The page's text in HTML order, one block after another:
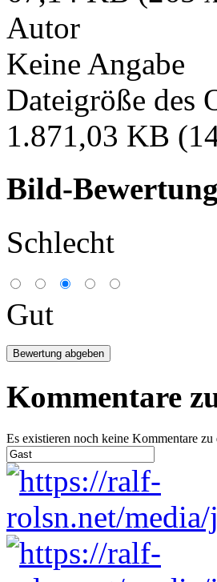
Autor
Keine Angabe
Dateigröße des
1.871,03 KB
Bild-Bewertung
Schlecht
Gut
Kommentare
Es existieren noch keine Kommentare